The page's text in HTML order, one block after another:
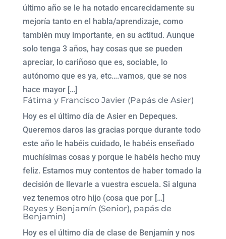
último año se le ha notado encarecidamente su
mejoría tanto en el habla/aprendizaje, como
también muy importante, en su actitud. Aunque
solo tenga 3 años, hay cosas que se pueden
apreciar, lo cariñoso que es, sociable, lo
autónomo que es ya, etc….vamos, que se nos
hace mayor […]
Fátima y Francisco Javier (Papás de Asier)
Hoy es el último día de Asier en Depeques.
Queremos daros las gracias porque durante todo
este año le habéis cuidado, le habéis enseñado
muchísimas cosas y porque le habéis hecho muy
feliz. Estamos muy contentos de haber tomado la
decisión de llevarle a vuestra escuela. Si alguna
vez tenemos otro hijo (cosa que por […]
Reyes y Benjamín (Senior), papás de
Benjamin)
Hoy es el último día de clase de Benjamín y nos